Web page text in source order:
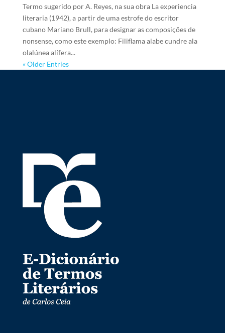
Termo sugerido por A. Reyes, na sua obra La experiencia
literaria (1942), a partir de uma estrofe do escritor
cubano Mariano Brull, para designar as composições de
nonsense, como este exemplo: Filiflama alabe cundre ala
olalúnea alífera...
« Older Entries